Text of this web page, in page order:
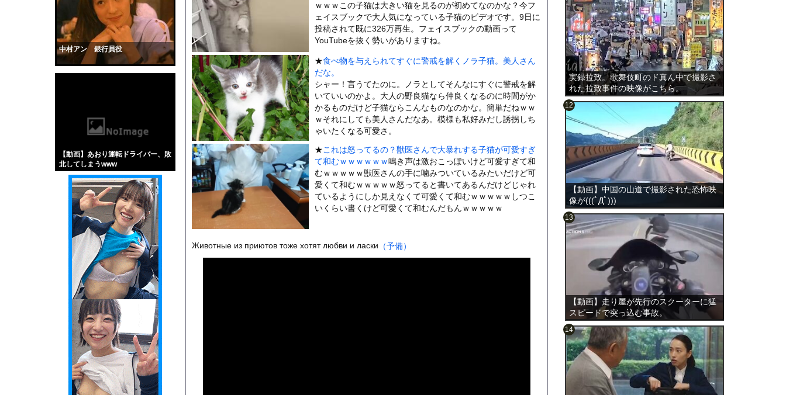
中村アン 銀行員役
【動画】あおり運転ドライバー、敗
北してしまうwww
全く泳げない人がウォータースライダーをやるとこうなる
【動画】サーフィンでチューブライディング、チューブの中からの映像が凄い
【黒歴史】こういう昔の大学ヤリサーの流出エロ動画（顔出し）が一番抜ける
韓国人「安貞桓が韓国代表に激怒！『惨憺たる結果、徹底的な刷新が必要だ』と監督や協会を...
ケンタッキーとか言う唐揚げ屋ｗｗｗｗｗ
【画像】このAVが性癖ブッ刺さりで精子ドクドク作られるわｗｗｗｗ
【悲報】味噌ラーメンで行列、出来ない
【中国】男の子が爆竹に点火 マンホールが爆発しふた吹き飛ぶ
【画像】伊藤舞雪とかいうＡＶ女優ｗｗｗｗｗｗｗｗｗｗw
【緊急】肛門にスティックのり入れたけど出てこないの！！
お知らせ
【動画】よく助けられたな。岐阜の川で外国人が溺れてしまう事故。
Powered by livedoor 相互RSS
このページは1000mgが管理しています。 RSS設定 更新順130件まで。それ以降の古いものは表
ｗｗｗこの子猫は大きい猫を見るのが初めてなのかな？今フ
ェイスブックで大人気になっている子猫のビデオです。9日に
投稿されて既に326万再生。フェイスブックの動画って
YouTubeを抜く勢いがありますね。
★食べ物を与えられてすぐに警戒を解くノラ子猫。美人さん
だな。
シャー！言うてたのに。ノラとしてそんなにすぐに警戒を解
いていいのかよ。大人の野良猫なら仲良くなるのに時間がか
かるものだけど子猫ならこんなものなのかな。簡単だねｗｗ
ｗそれにしても美人さんだなあ。模様も私好みだし誘拐しち
ゃいたくなる可愛さ。
★これは怒ってるの？獣医さんで大暴れする子猫が可愛すぎ
て和むｗｗｗｗｗｗ鳴き声は激おこっぽいけど可愛すぎて和
むｗｗｗｗｗ獣医さんの手に噛みついているみたいだけど可
愛くて和むｗｗｗｗｗ怒ってると書いてあるんだけどじゃれ
ているようにしか見えなくて可愛くて和むｗｗｗｗｗしつこ
いくらい書くけど可愛くて和むんだもんｗｗｗｗｗ
Животные из приютов тоже хотят любви и ласки （予備）
実録拉致。歌舞伎町のド真ん中で撮影さ
れた拉致事件の映像がこちら。
【動画】中国の山道で撮影された恐怖映
像が(((ﾟДﾟ)))
【動画】走り屋が先行のスクーターに猛
スピードで突っ込む事故。